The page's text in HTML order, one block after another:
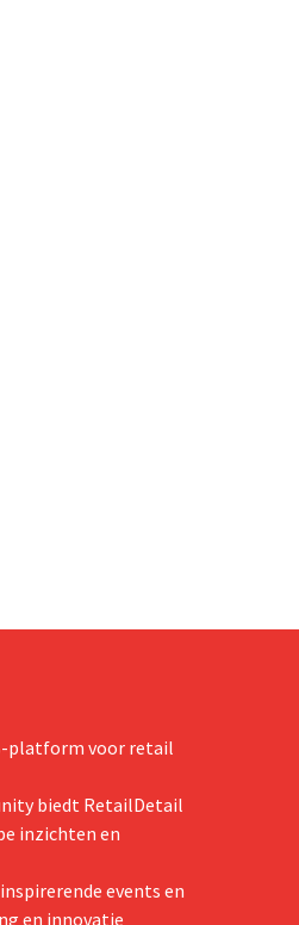
platform voor retail
biedt RetailDetail
inzichten en
events en
en innovatie